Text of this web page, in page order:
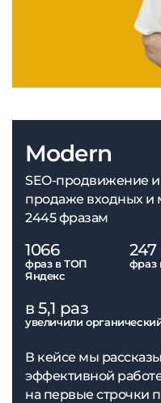
Modern
SEO-продвижение
продаже входных
2445 фразам
1066
фраз в ТОП
Яндекс
247
фраз
в 5,1 раз
увеличили
В кейсе мы
эффективной
на первые строчки